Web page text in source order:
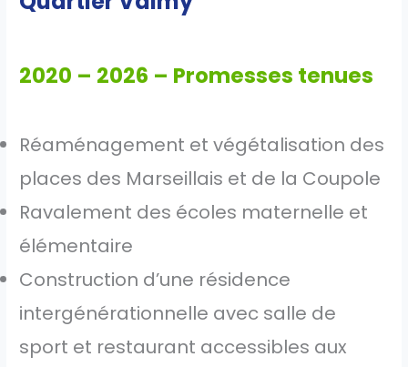
2020 – 2026 – Promesses tenues
Réaménagement et végétalisation des
places des Marseillais et de la Coupole
Ravalement des écoles maternelle et
élémentaire
Construction d’une résidence
intergénérationnelle avec salle de
sport et restaurant accessibles aux